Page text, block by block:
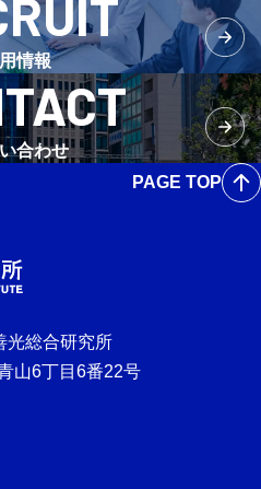
情報
合わせ
PAGE TOP
光総合研究所
山6丁目6番22号